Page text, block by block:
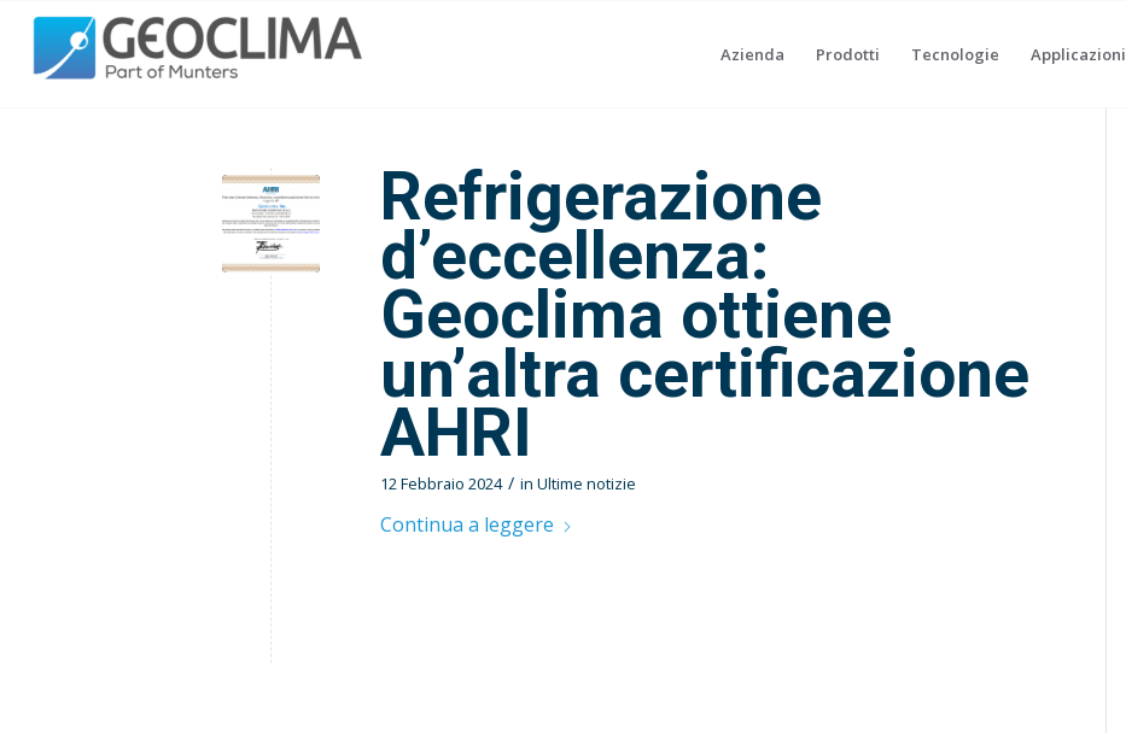
Azienda Prodotti Tecnologie Applicazioni
Refrigerazione
d’eccellenza:
Geoclima ottiene
un’altra certificazione
AHRI
12 Febbraio 2024 / inUltime notizie
Continua a leggere